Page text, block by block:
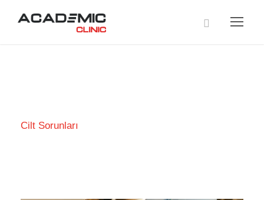
Cilt Sorunları